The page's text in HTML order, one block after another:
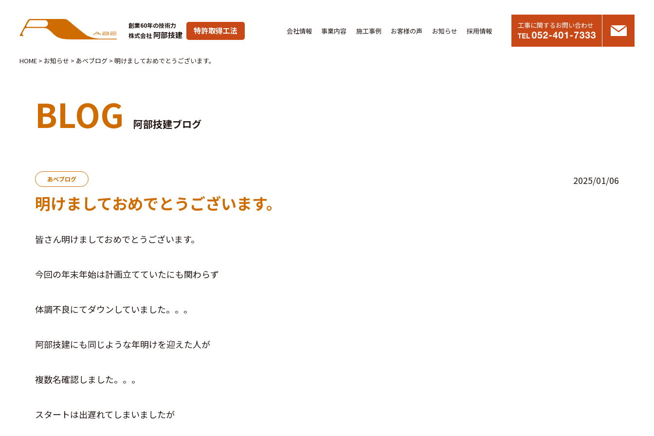
創業60年の技術力
株式会社 阿部技建 特許取得工法 会社情報 事業内容 施工事例 お客様の声 お知らせ 採用情報
工事に関するお問い合わせ
HOME > お知らせ > あべブログ > 明けましておめでとうございます。
BLOG 阿部技建ブログ
あべブログ 2025/01/06
明けましておめでとうございます。
皆さん明けましておめでとうございます。
今回の年末年始は計画立てていたにも関わらず
体調不良にてダウンしていました。。。
阿部技建にも同じような年明けを迎えた人が
複数名確認しました。。。
スタートは出遅れてしまいましたが